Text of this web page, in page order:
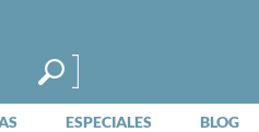
ESPECIALES BLOG